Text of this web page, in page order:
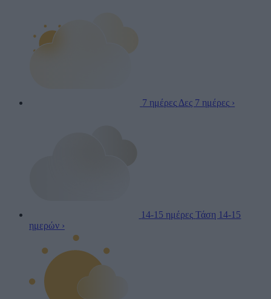
7 ημέρες Δες 7 ημέρες ›
14-15 ημέρες Τάση 14-15
ημερών ›